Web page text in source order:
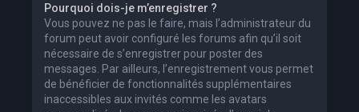
Pourquoi dois-je m’enregistrer ?
Vous pouvez ne pas le faire, mais l’administrateur du
forum peut avoir configuré les forums afin qu’il soit
nécessaire de s’enregistrer pour poster des
messages. Par ailleurs, l’enregistrement vous permet
de bénéficier de fonctionnalités supplémentaires
inaccessibles aux invités comme les avatars